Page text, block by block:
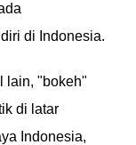
di Indonesia.
lain, "bokeh"
di latar
Indonesia,